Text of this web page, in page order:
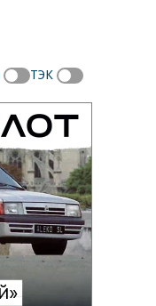
ТЭК